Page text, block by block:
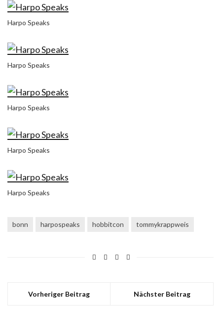
Harpo Speaks
Harpo Speaks
Harpo Speaks
Harpo Speaks
Harpo Speaks
bonn harpospeaks hobbitcon tommykrappweis
Vorheriger Beitrag Nächster Beitrag